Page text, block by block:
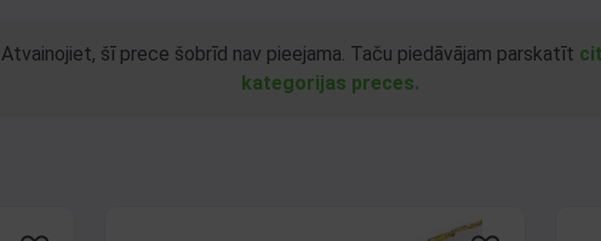
Atvainojiet, šī prece šobrīd nav pieejama. Taču piedāvājam parskatīt
kategorijas preces.